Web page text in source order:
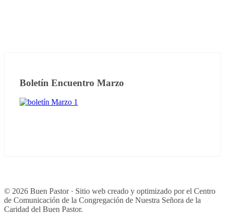
Boletín Encuentro Marzo
© 2026 Buen Pastor · Sitio web creado y optimizado por el Centro
de Comunicación de la Congregación de Nuestra Señora de la
Caridad del Buen Pastor.